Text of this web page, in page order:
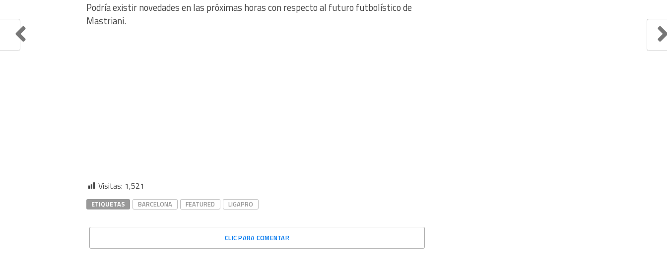
Podría existir novedades en las próximas horas con respecto al futuro futbolístico de
Mastriani.
Visitas: 1,521
ETIQUETAS BARCELONA FEATURED LIGAPRO
CLIC PARA COMENTAR